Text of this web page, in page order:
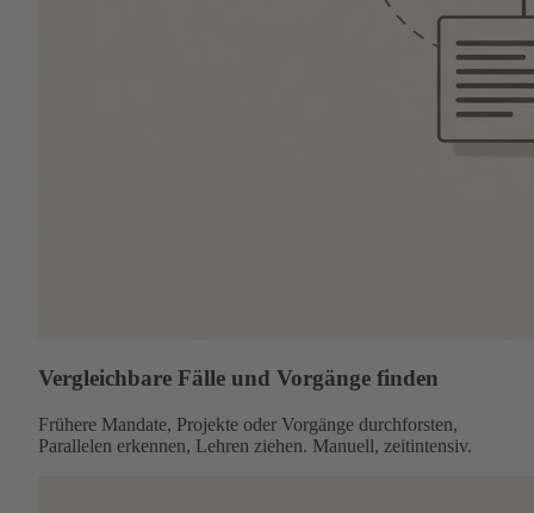
Vergleichbare Fälle und Vorgänge finden
Frühere Mandate, Projekte oder Vorgänge durchforsten,
Parallelen erkennen, Lehren ziehen. Manuell, zeitintensiv.